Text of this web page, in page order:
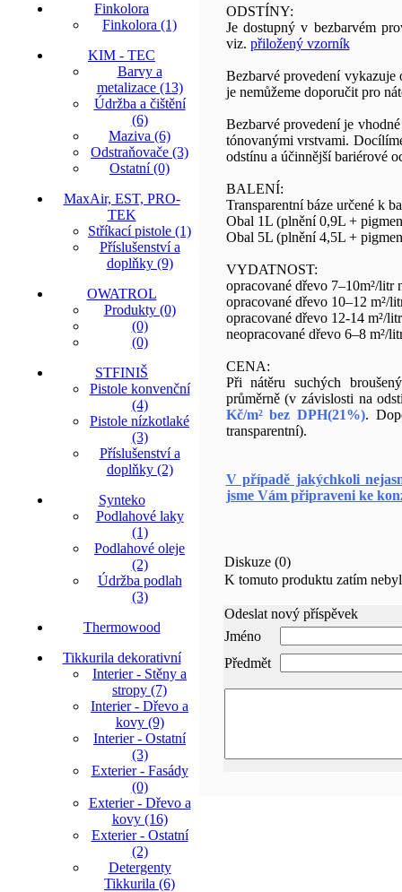
Finkolora
Finkolora (1)
KIM - TEC
Barvy a
metalizace (13)
Údržba a čištění
(6)
Maziva (6)
Odstraňovače (3)
Ostatní (0)
MaxAir, EST, PRO-
TEK
Stříkací pistole (1)
Příslušenství a
doplňky (9)
OWATROL
Produkty (0)
(0)
(0)
STFINIŠ
Pistole konvenční
(4)
Pistole nízkotlaké
(3)
Příslušenství a
doplňky (2)
Synteko
Podlahové laky
(1)
Podlahové oleje
(2)
Údržba podlah
(3)
Thermowood
Tikkurila dekorativní
Interier - Stěny a
stropy (7)
Interier - Dřevo a
kovy (9)
Interier - Ostatní
(3)
Exterier - Fasády
(0)
Exterier - Dřevo a
kovy (16)
Exterier - Ostatní
(2)
Detergenty
Tikkurila (6)
ODSTÍNY:
Je dostupný v bezbarvém
viz. přiložený vzorník
Bezbarvé provedení vykazuje
je nemůžeme doporučit pro
Bezbarvé provedení je
tónovanými vrstvami.
odstínu a účinnější bariérové
BALENÍ:
Transparentní báze určené k
Obal 1L (plnění 0,9L +
Obal 5L (plnění 4,5L +
VYDATNOST:
opracované dřevo 7–10m²/litr
opracované dřevo 10–12 m²/
opracované dřevo 12-14 m²/
neopracované dřevo 6–8 m²/
CENA:
Při nátěru suchých
průměrně (v závislosti na
Kč/m² bez DPH(21%).
transparentní).
V případě jakýchkoli
jsme Vám připraveni ke
Diskuze (0)
K tomuto produktu zatím
Odeslat nový příspěvek
Jméno
Předmět